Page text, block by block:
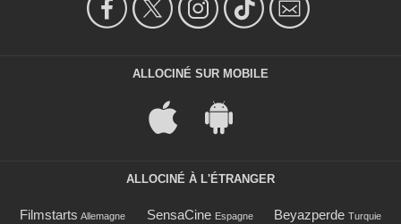
ALLOCINÉ SUR MOBILE
ALLOCINÉ À L'ÉTRANGER
Filmstarts Allemagne SensaCine Espagne Beyazperde Turquie